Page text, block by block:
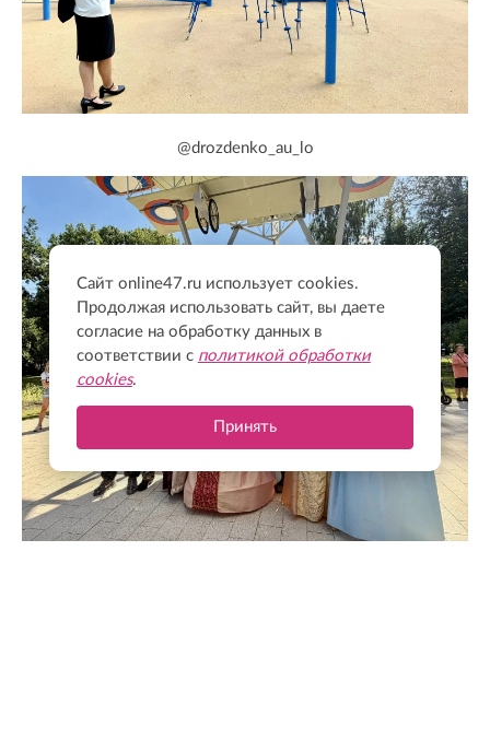
@drozdenko_au_lo
Сайт online47.ru использует cookies.
Продолжая использовать сайт, вы даете
согласие на обработку данных в
соответствии с политикой обработки
cookies.
Принять